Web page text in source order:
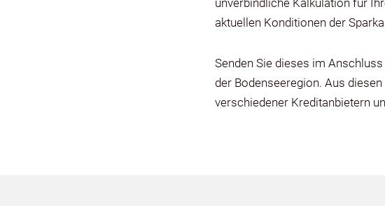
aktuellen Konditionen der
Senden Sie dieses im
der Bodenseeregion. Aus
verschiedener Kreditanbietern